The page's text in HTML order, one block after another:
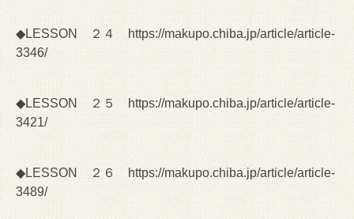
◆LESSON ２４
https://makupo.chiba.jp/article/article-
3346/
◆LESSON ２５
https://makupo.chiba.jp/article/article-
3421/
◆LESSON ２６
https://makupo.chiba.jp/article/article-
3489/